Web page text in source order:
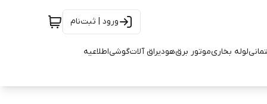
ورود | ثبت‌نام
لوله بخاریموتور برقهودیراق آلاتگوشیاطلاعیه